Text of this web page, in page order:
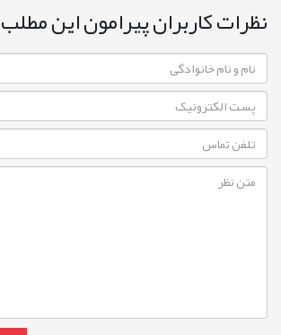
نظرات کاربران پیرامون این مطلب